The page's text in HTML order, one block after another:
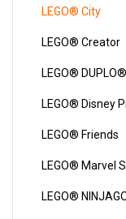
LEGO® City
LEGO® Creator
LEGO® DUPLO®
LEGO® Disney
LEGO® Friends
LEGO® Marvel
LEGO®